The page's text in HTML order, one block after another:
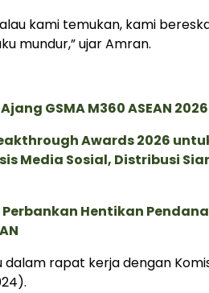
kami temukan, kami
mundur,” ujar Amran.
GSMA M360 ASEAN 2026
Awards 2026
Media Sosial, Distribusi
Perbankan Hentikan
rapat kerja dengan Komisi